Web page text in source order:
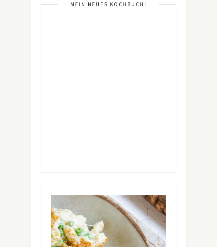
MEIN NEUES KOCHBUCH!